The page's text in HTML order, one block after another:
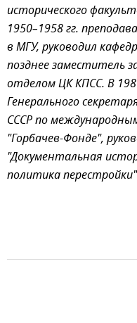
исторического
1950–1958 гг.
в МГУ, руководил
позднее заместитель
отделом ЦК КПСС. В
Генерального
СССР по
"Горбачев-Фонде",
"Документальная
политика